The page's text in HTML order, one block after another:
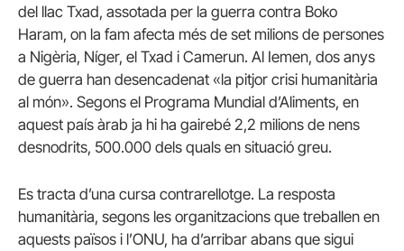
del llac Txad, assotada per la guerra contra Boko
Haram, on la fam afecta més de set milions de persones
a Nigèria, Níger, el Txad i Camerun. Al Iemen, dos anys
de guerra han desencadenat «la pitjor crisi humanitària
al món». Segons el Programa Mundial d’Aliments, en
aquest país àrab ja hi ha gairebé 2,2 milions de nens
desnodrits, 500.000 dels quals en situació greu.
Es tracta d’una cursa contrarellotge. La resposta
humanitària, segons les organitzacions que treballen en
aquests països i l’ONU, ha d’arribar abans que sigui